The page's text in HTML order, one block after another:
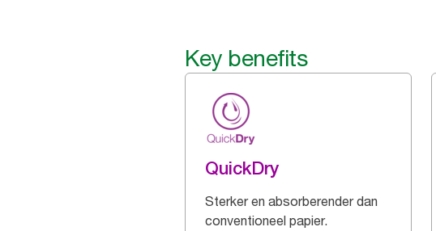
Key benefits
QuickDry
Sterker en absorberender dan
conventioneel papier.